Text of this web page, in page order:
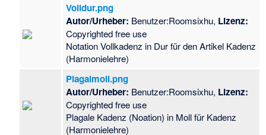
Volldur.png
Autor/Urheber: Benutzer:Roomsixhu, Lizenz:
Copyrighted free use
Notation Vollkadenz in Dur für den Artikel Kadenz
(Harmonielehre)
Plagalmoll.png
Autor/Urheber: Benutzer:Roomsixhu, Lizenz:
Copyrighted free use
Plagale Kadenz (Noation) in Moll für Kadenz
(Harmonielehre)